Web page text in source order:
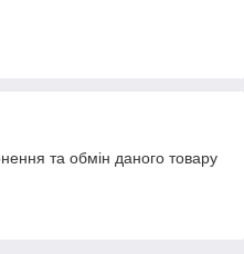
та обмін даного товару